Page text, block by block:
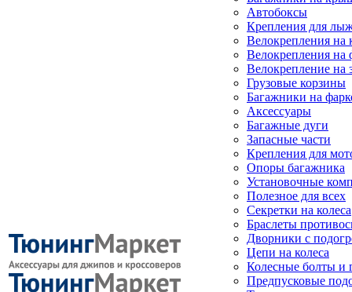
Автобоксы
Крепления для
Велокрепления
Велокрепления на
Велокрепление на
Грузовые корзины
Багажники на
Аксессуары
Багажные дуги
Запасные части
Крепления для
Опоры багажника
Установочные
Полезное для всех
Секретки на колеса
Браслеты
Дворники с
Цепи на колеса
Колесные болты и
Предпусковые